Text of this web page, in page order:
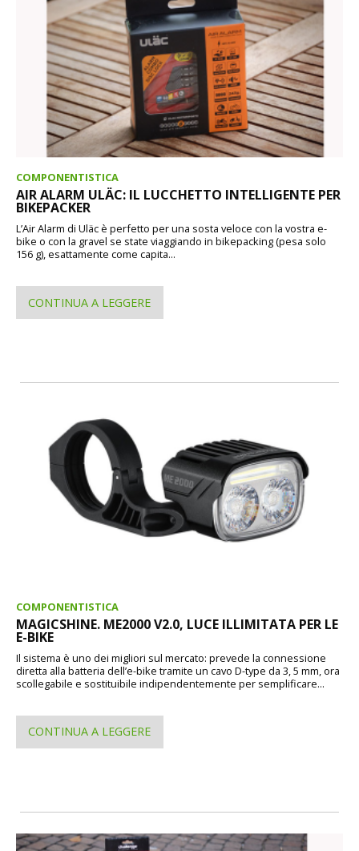
COMPONENTISTICA
AIR ALARM ULÄC: IL LUCCHETTO INTELLIGENTE PER
BIKEPACKER
L’Air Alarm di Uläc è perfetto per una sosta veloce con la vostra e-
bike o con la gravel se state viaggiando in bikepacking (pesa solo
156 g), esattamente come capita...
CONTINUA A LEGGERE
COMPONENTISTICA
MAGICSHINE. ME2000 V2.0, LUCE ILLIMITATA PER LE
E-BIKE
Il sistema è uno dei migliori sul mercato: prevede la connessione
diretta alla batteria dell’e-bike tramite un cavo D-type da 3, 5 mm, ora
scollegabile e sostituibile indipendentemente per semplificare...
CONTINUA A LEGGERE